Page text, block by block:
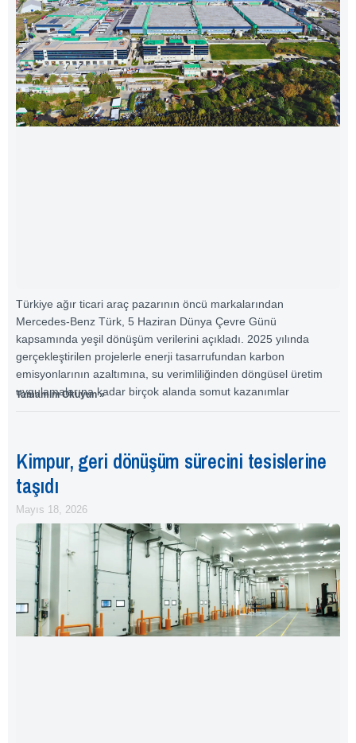
Türkiye ağır ticari araç pazarının öncü markalarından
Mercedes-Benz Türk, 5 Haziran Dünya Çevre Günü
kapsamında yeşil dönüşüm verilerini açıkladı. 2025 yılında
gerçekleştirilen projelerle enerji tasarrufundan karbon
emisyonlarının azaltımına, su verimliliğinden döngüsel üretim
uygulamalarına kadar birçok alanda somut kazanımlar
Tamamını Okuyun »
Kimpur, geri dönüşüm sürecini tesislerine
taşıdı
Mayıs 18, 2026